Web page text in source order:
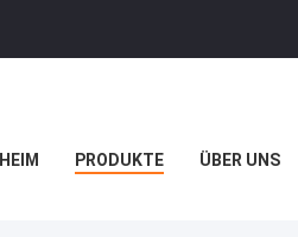
HEIM PRODUKTE ÜBER UNS